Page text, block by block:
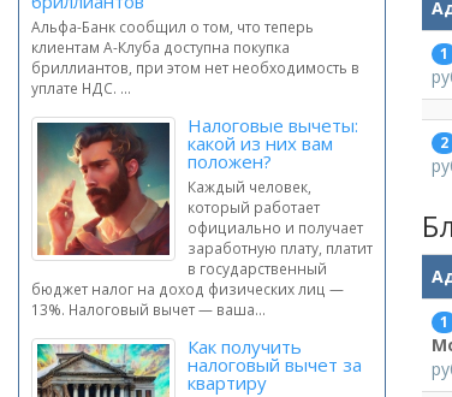
Альфа-Банк сообщил о том, что теперь
клиентам А-Клуба доступна покупка
бриллиантов, при этом нет необходимость в
уплате НДС. ...
Налоговые вычеты:
какой из них вам
положен?
Каждый человек,
который работает
официально и получает
заработную плату, платит
в государственный
бюджет налог на доход физических лиц —
13%. Налоговый вычет — ваша...
Как получить
налоговый вычет за
квартиру
1
2
1